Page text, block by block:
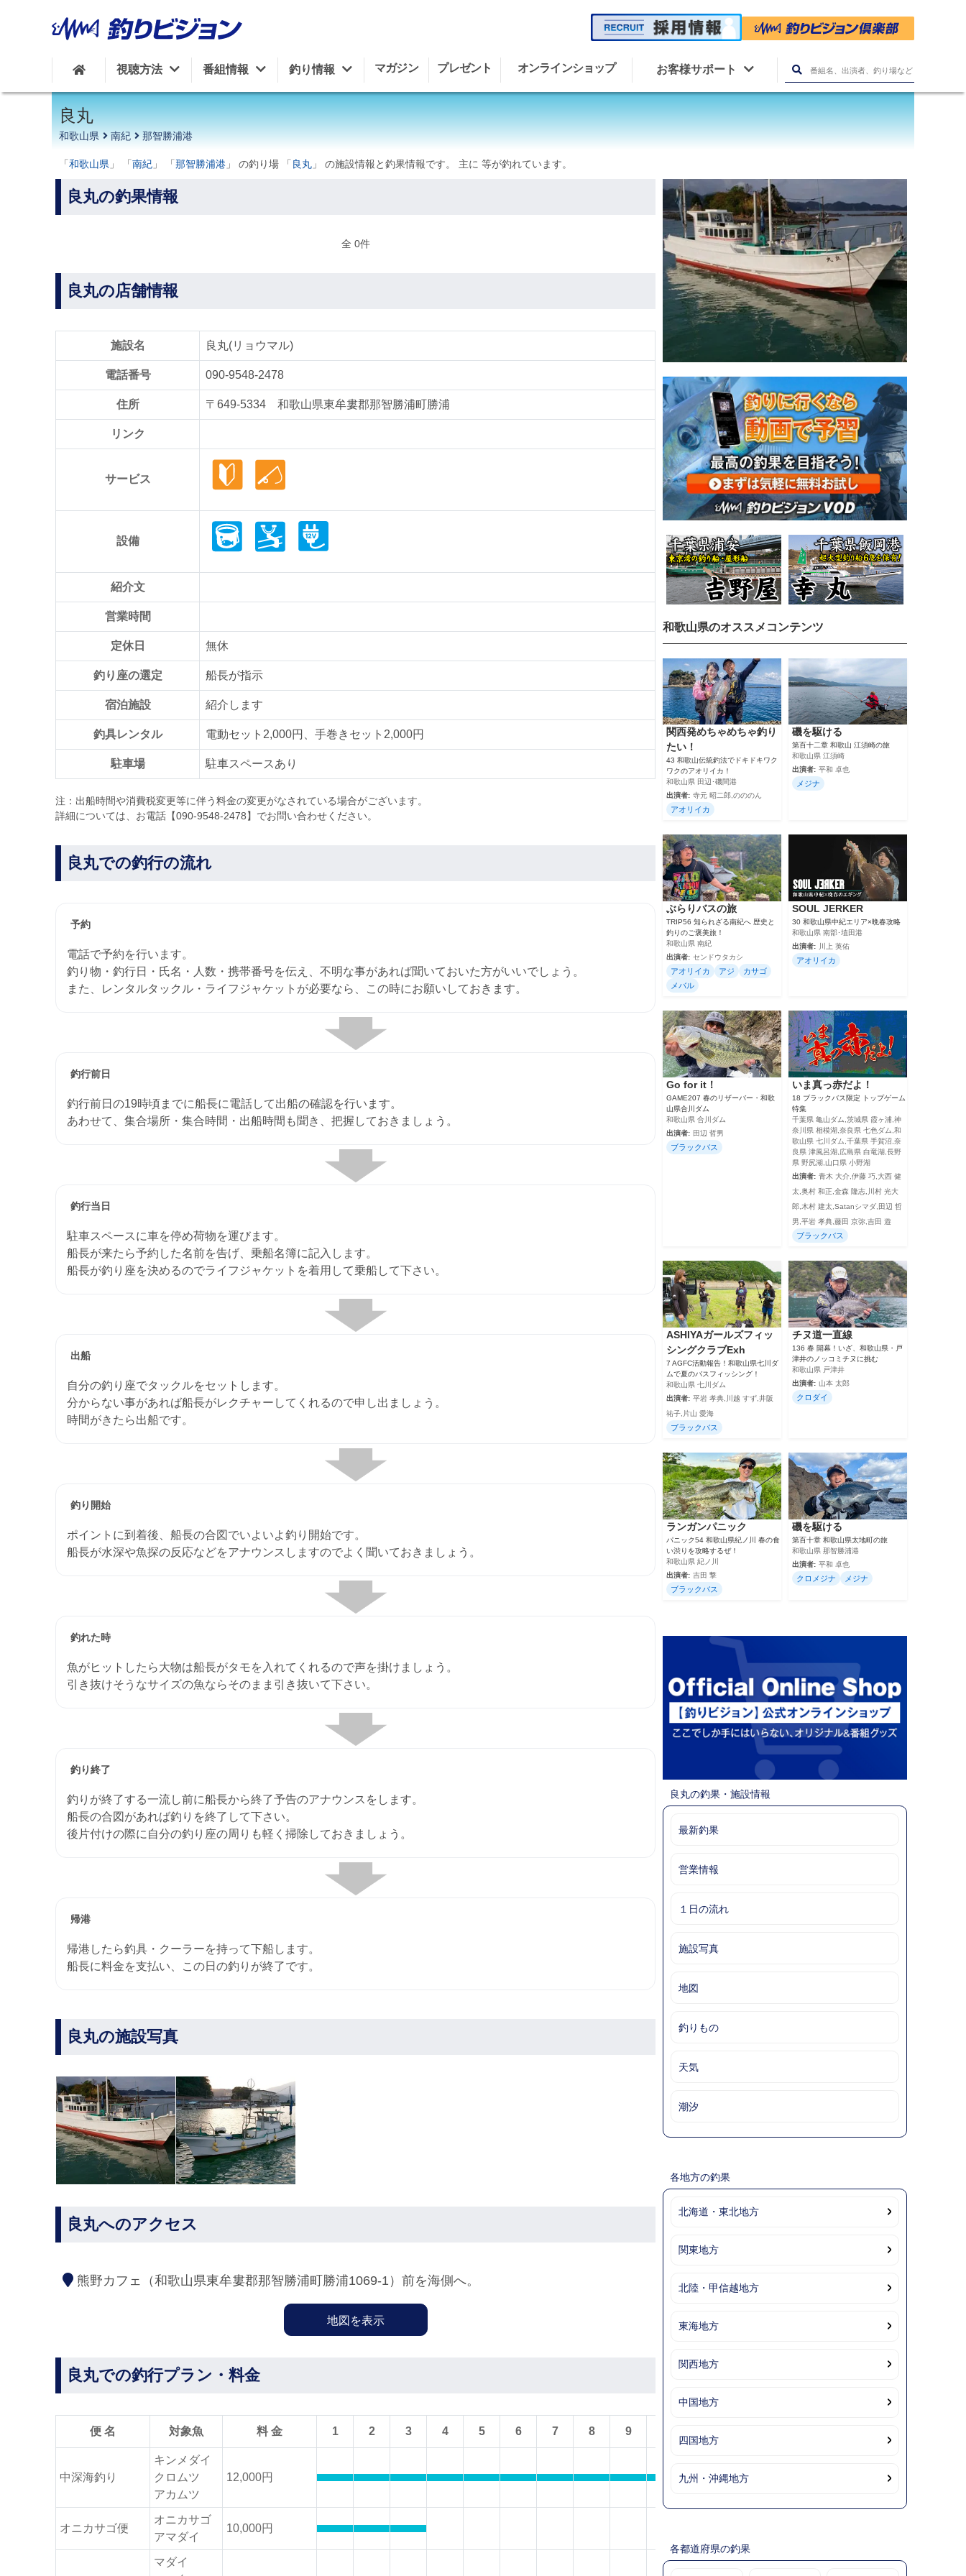
視聴方法 番組情報 釣り情報 マガジン プレゼント オンラインショップ お客様サポート
良丸
和歌山県 南紀 那智勝浦港
「 和歌山県 」 「 南紀 」 「 那智勝浦港 」 の釣り場 「 良丸 」 の施設情報と釣果情報です。 主に 等が釣れています。
良丸の釣果情報
全 0件
良丸の店舗情報
施設名 良丸(リョウマル)
電話番号 090-9548-2478
住所 〒649-5334 和歌山県東牟婁郡那智勝浦町勝浦
リンク
サービス
設備
紹介文
営業時間
定休日 無休
釣り座の選定 船長が指示
宿泊施設 紹介します
釣具レンタル 電動セット2,000円、手巻きセット2,000円
駐車場 駐車スペースあり
注：出船時間や消費税変更等に伴う料金の変更がなされている場合がございます。
詳細については、お電話【090-9548-2478】でお問い合わせください。
良丸での釣行の流れ
予約
電話で予約を行います。
釣り物・釣行日・氏名・人数・携帯番号を伝え、不明な事があれば聞いておいた方がいいでしょう。
また、レンタルタックル・ライフジャケットが必要なら、この時にお願いしておきます。
釣行前日
釣行前日の19時頃までに船長に電話して出船の確認を行います。
あわせて、集合場所・集合時間・出船時間も聞き、把握しておきましょう。
釣行当日
駐車スペースに車を停め荷物を運びます。
船長が来たら予約した名前を告げ、乗船名簿に記入します。
船長が釣り座を決めるのでライフジャケットを着用して乗船して下さい。
出船
自分の釣り座でタックルをセットします。
分からない事があれば船長がレクチャーしてくれるので申し出ましょう。
時間がきたら出船です。
釣り開始
ポイントに到着後、船長の合図でいよいよ釣り開始です。
船長が水深や魚探の反応などをアナウンスしますのでよく聞いておきましょう。
釣れた時
魚がヒットしたら大物は船長がタモを入れてくれるので声を掛けましょう。
引き抜けそうなサイズの魚ならそのまま引き抜いて下さい。
釣り終了
釣りが終了する一流し前に船長から終了予告のアナウンスをします。
船長の合図があれば釣りを終了して下さい。
後片付けの際に自分の釣り座の周りも軽く掃除しておきましょう。
帰港
帰港したら釣具・クーラーを持って下船します。
船長に料金を支払い、この日の釣りが終了です。
良丸の施設写真
良丸へのアクセス
熊野カフェ（和歌山県東牟婁郡那智勝浦町勝浦1069-1）前を海側へ。
地図を表示
良丸での釣行プラン・料金
便 名 対象魚 料 金 1 2 3 4 5 6 7 8 9
中深海釣り
キンメダイ
クロムツ
アカムツ
12,000円
オニカサゴ便
オニカサゴ
アマダイ
10,000円
マダイ
和歌山県のオススメコンテンツ
関西発めちゃめちゃ釣り
たい！
43 和歌山伝統釣法でドキドキワク
ワクのアオリイカ！
和歌山県 田辺･磯間港
出演者: 寺元 昭二郎,のののん
アオリイカ
磯を駆ける
第百十二章 和歌山 江須崎の旅
和歌山県 江須崎
出演者: 平和 卓也
メジナ
ぶらりバスの旅
TRIP56 知られざる南紀へ 歴史と
釣りのご褒美旅！
和歌山県 南紀
出演者: センドウタカシ
アオリイカ アジ
カサゴ
メバル
SOUL JERKER
30 和歌山県中紀エリア×晩春攻略
和歌山県 南部･埴田港
出演者:
川上 英佑
アオリイカ
Go for it！
GAME207 春のリザーバー・和歌
山県合川ダム
和歌山県 合川ダム
出演者: 田辺 哲男
ブラックバス
いま真っ赤だよ！
18 ブラックバス限定 トップゲーム
特集
千葉県 亀山ダム,茨城県 霞ヶ浦,神
奈川県 相模湖,奈良県 七色ダム,和
歌山県 七川ダム,千葉県 手賀沼,奈
良県 津風呂湖,広島県 白竜湖,長野
県 野尻湖,山口県 小野湖
出演者: 青木 大介,伊藤 巧,大西 健
太,奥村 和正,金森 隆志,川村 光大
郎,木村 建太,Satanシマダ,田辺 哲
男,平岩 孝典,藤田 京弥,吉田 遊
ブラックバス
ASHIYAガールズフィッ
シングクラブExh
7 AGFC活動報告！和歌山県七川ダ
ムで夏のバスフィッシング！
和歌山県 七川ダム
出演者: 平岩 孝典,川越 すず,井阪
祐子,片山 愛海
ブラックバス
チヌ道一直線
136 春 開幕！いざ、和歌山県・戸
津井のノッコミチヌに挑む
和歌山県 戸津井
出演者: 山本 太郎
クロダイ
ランガンパニック
パニック54 和歌山県紀ノ川 春の食
い渋りを攻略するぜ！
和歌山県 紀ノ川
出演者: 吉田 撃
ブラックバス
磯を駆ける
第百十章 和歌山県太地町の旅
和歌山県 那智勝浦港
出演者: 平和 卓也
クロメジナ メジナ
良丸の釣果・施設情報
最新釣果
営業情報
１日の流れ
施設写真
地図
釣りもの
天気
潮汐
各地方の釣果
北海道・東北地方
関東地方
北陸・甲信越地方
東海地方
関西地方
中国地方
四国地方
九州・沖縄地方
各都道府県の釣果